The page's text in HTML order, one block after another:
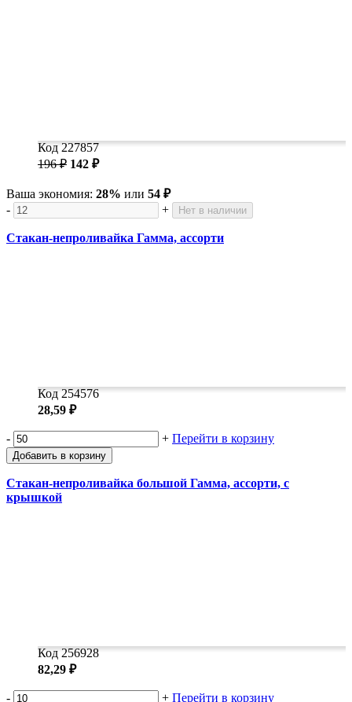
Код 227857
196 ₽ 142 ₽
Ваша экономия: 28% или 54 ₽
-
+ Нет в наличии
Стакан-непроливайка Гамма, ассорти
Код 254576
28,59 ₽
- + Перейти в корзину
Добавить в корзину
Стакан-непроливайка большой Гамма, ассорти, с
крышкой
Код 256928
82,29 ₽
- + Перейти в корзину